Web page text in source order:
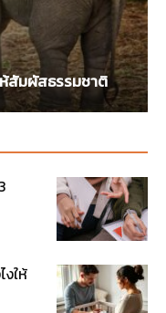
ห้สัมผัสธรรมชาติ
ให้